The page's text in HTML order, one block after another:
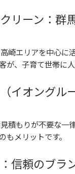
リーン：群
崎エリアを中心に
が、子育て世帯に人
イオングル
積もりが不要な一
もメリットです。
信頼のブラ